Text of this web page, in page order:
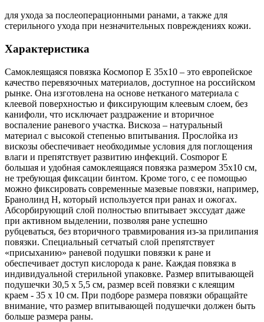
для ухода за послеоперационными ранами, а также для
стерильного ухода при незначительных повреждениях кожи.
Характеристика
Самоклеящаяся повязка Космопор Е 35х10 – это европейское
качество перевязочных материалов, доступное на российском
рынке. Она изготовлена на основе нетканого материала с
клеевой поверхностью и фиксирующим клеевым слоем, без
канифоли, что исключает раздражение и вторичное
воспаление раневого участка. Вискоза – натуральный
материал с высокой степенью впитывания. Прослойка из
вискозы обеспечивает необходимые условия для поглощения
влаги и препятствует развитию инфекций. Cosmopor E
большая и удобная самоклеящаяся повязка размером 35х10 см,
не требующая фиксации бинтом. Кроме того, с ее помощью
можно фиксировать современные мазевые повязки, например,
Бранолинд Н, который используется при ранах и ожогах.
Абсорбирующий слой полностью впитывает экссудат даже
при активном выделении, позволяя ране успешно
рубцеваться, без вторичного травмирования из-за прилипания
повязки. Специальный сетчатый слой препятствует
«присыханию» раневой подушки повязки к ране и
обеспечивает доступ кислорода к ране. Каждая повязка в
индивидуальной стерильной упаковке. Размер впитывающей
подушечки 30,5 х 5,5 см, размер всей повязки с клеящим
краем - 35 х 10 см. При подборе размера повязки обращайте
внимание, что размер впитывающей подушечки должен быть
больше размера раны.